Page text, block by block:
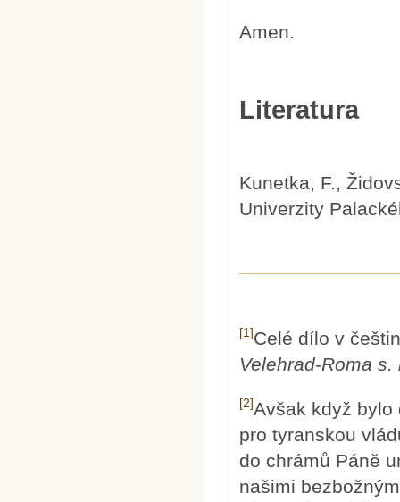
Amen.
Literatura
Kunetka, F.,
Univerzity
[1]Celé dílo v
Velehrad-Roma
[2]Avšak když bylo
pro tyranskou
do chrámů Páně
našimi